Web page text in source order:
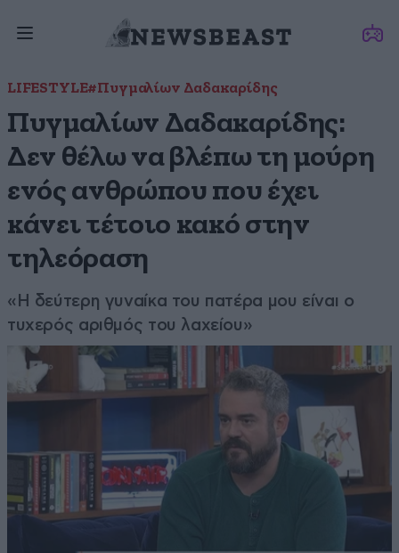
LIFESTYLE#Πυγμαλίων Δαδακαρίδης
Πυγμαλίων Δαδακαρίδης:
Δεν θέλω να βλέπω τη μούρη
ενός ανθρώπου που έχει
κάνει τέτοιο κακό στην
τηλεόραση
«Η δεύτερη γυναίκα του πατέρα μου είναι ο
τυχερός αριθμός του λαχείου»